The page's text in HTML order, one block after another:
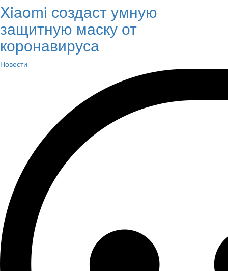
Xiaomi создаст умную
защитную маску от
коронавируса
Новости